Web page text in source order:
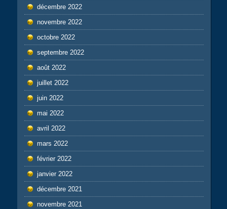
décembre 2022
novembre 2022
octobre 2022
septembre 2022
août 2022
juillet 2022
juin 2022
mai 2022
avril 2022
mars 2022
février 2022
janvier 2022
décembre 2021
novembre 2021